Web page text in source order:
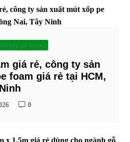
xốp pe foam
giá rẻ, công ty sản
foam giá rẻ tại HCM,
0